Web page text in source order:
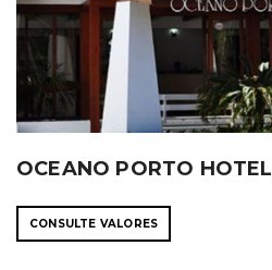
OCEANO PORTO HOTEL
CONSULTE VALORES